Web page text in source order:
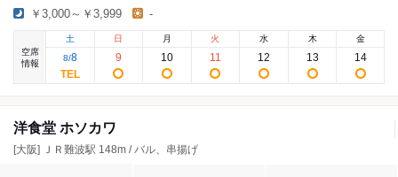
￥3,000～￥3,999 -
空席
情報
土
8/8
日
9
月
10
火
11
水
12
木
13
金
14
洋食堂 ホソカワ
[大阪] ＪＲ難波駅 148m / バル、串揚げ